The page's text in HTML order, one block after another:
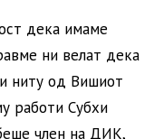
дека имаме
ни велат дека
ниту од Вишиот
работи Субхи
член на ДИК,